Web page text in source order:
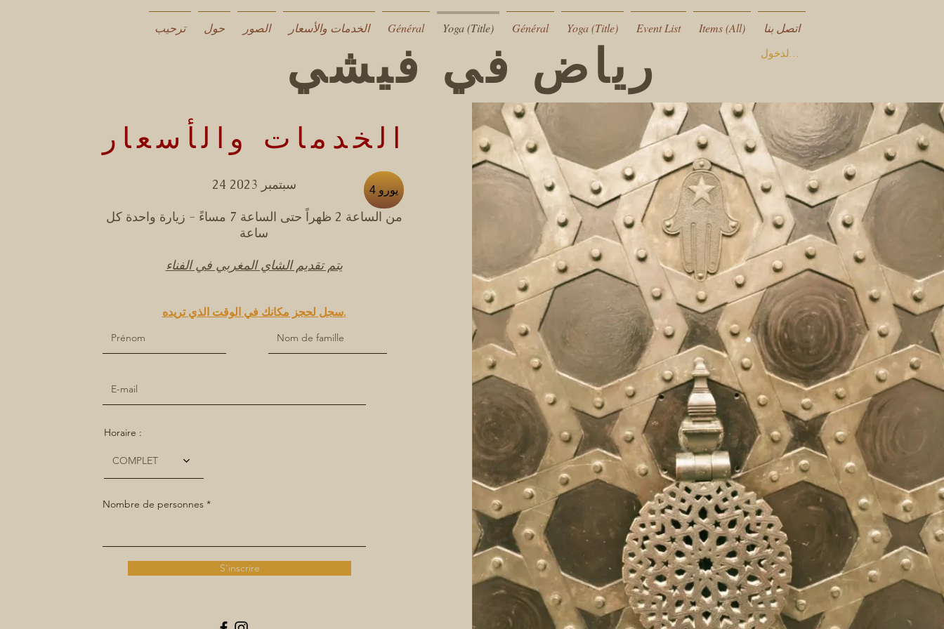
ترحيب حول الصور الخدمات والأسعار Général Yoga (Title) Général Yoga (Title) Event List Items (All) اتصل بنا
رياض في فيشي تسجيل الدخول
الخدمات والأسعار
24 سبتمبر 2023
من الساعة 2 ظهراً حتى الساعة 7 مساءً - زيارة واحدة كل
ساعة
يتم تقديم الشاي المغربي في الفناء
4 يورو
سجل لحجز مكانك في الوقت الذي تريده.
Horaire :
COMPLET
Nombre de personnes
S'inscrire